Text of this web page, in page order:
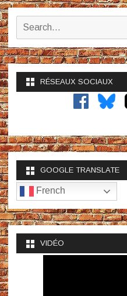
Search
RÉSEAUX SOCIAUX
GOOGLE TRANSLATE
French
VIDÉO